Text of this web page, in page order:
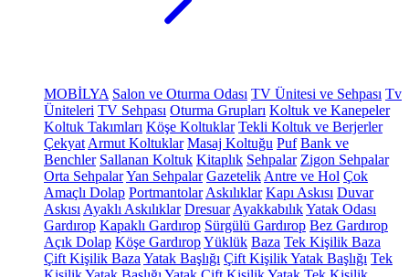
MOBİLYA Salon ve Oturma Odası TV Ünitesi ve Sehpası Tv
Üniteleri TV Sehpası Oturma Grupları Koltuk ve Kanepeler
Koltuk Takımları Köşe Koltuklar Tekli Koltuk ve Berjerler
Çekyat Armut Koltuklar Masaj Koltuğu Puf Bank ve
Benchler Sallanan Koltuk Kitaplık Sehpalar Zigon Sehpalar
Orta SehpalarYan Sehpalar Gazetelik Antre ve Hol Çok
Amaçlı Dolap Portmantolar Askılıklar Kapı Askısı Duvar
Askısı Ayaklı Askılıklar Dresuar AyakkabılıkYatak Odası
Gardırop Kapaklı Gardırop Sürgülü Gardırop Bez Gardırop
Açık Dolap Köşe GardıropYüklük Baza Tek Kişilik Baza
Çift Kişilik Baza Yatak Başlığı Çift Kişilik Yatak Başlığı Tek